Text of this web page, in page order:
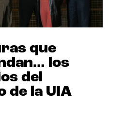
que
los
del
de la UIA